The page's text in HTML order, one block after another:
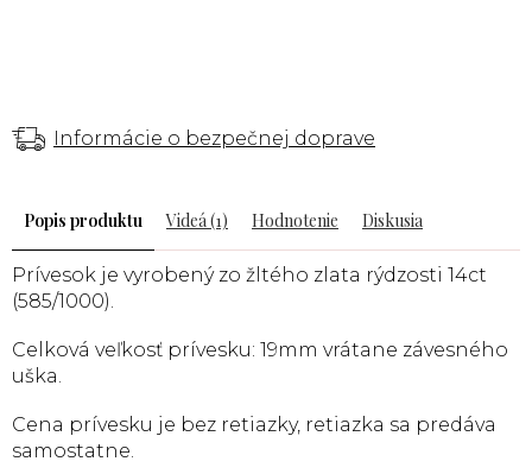
Informácie o bezpečnej doprave
Popis Videá (1) Hodnotenie Diskusia
Prívesok je vyrobený zo žltého zlata rýdzosti 14ct
(585/1000).
Celková veľkosť prívesku: 19mm vrátane závesného
uška.
Cena prívesku je bez retiazky, retiazka sa predáva
samostatne.